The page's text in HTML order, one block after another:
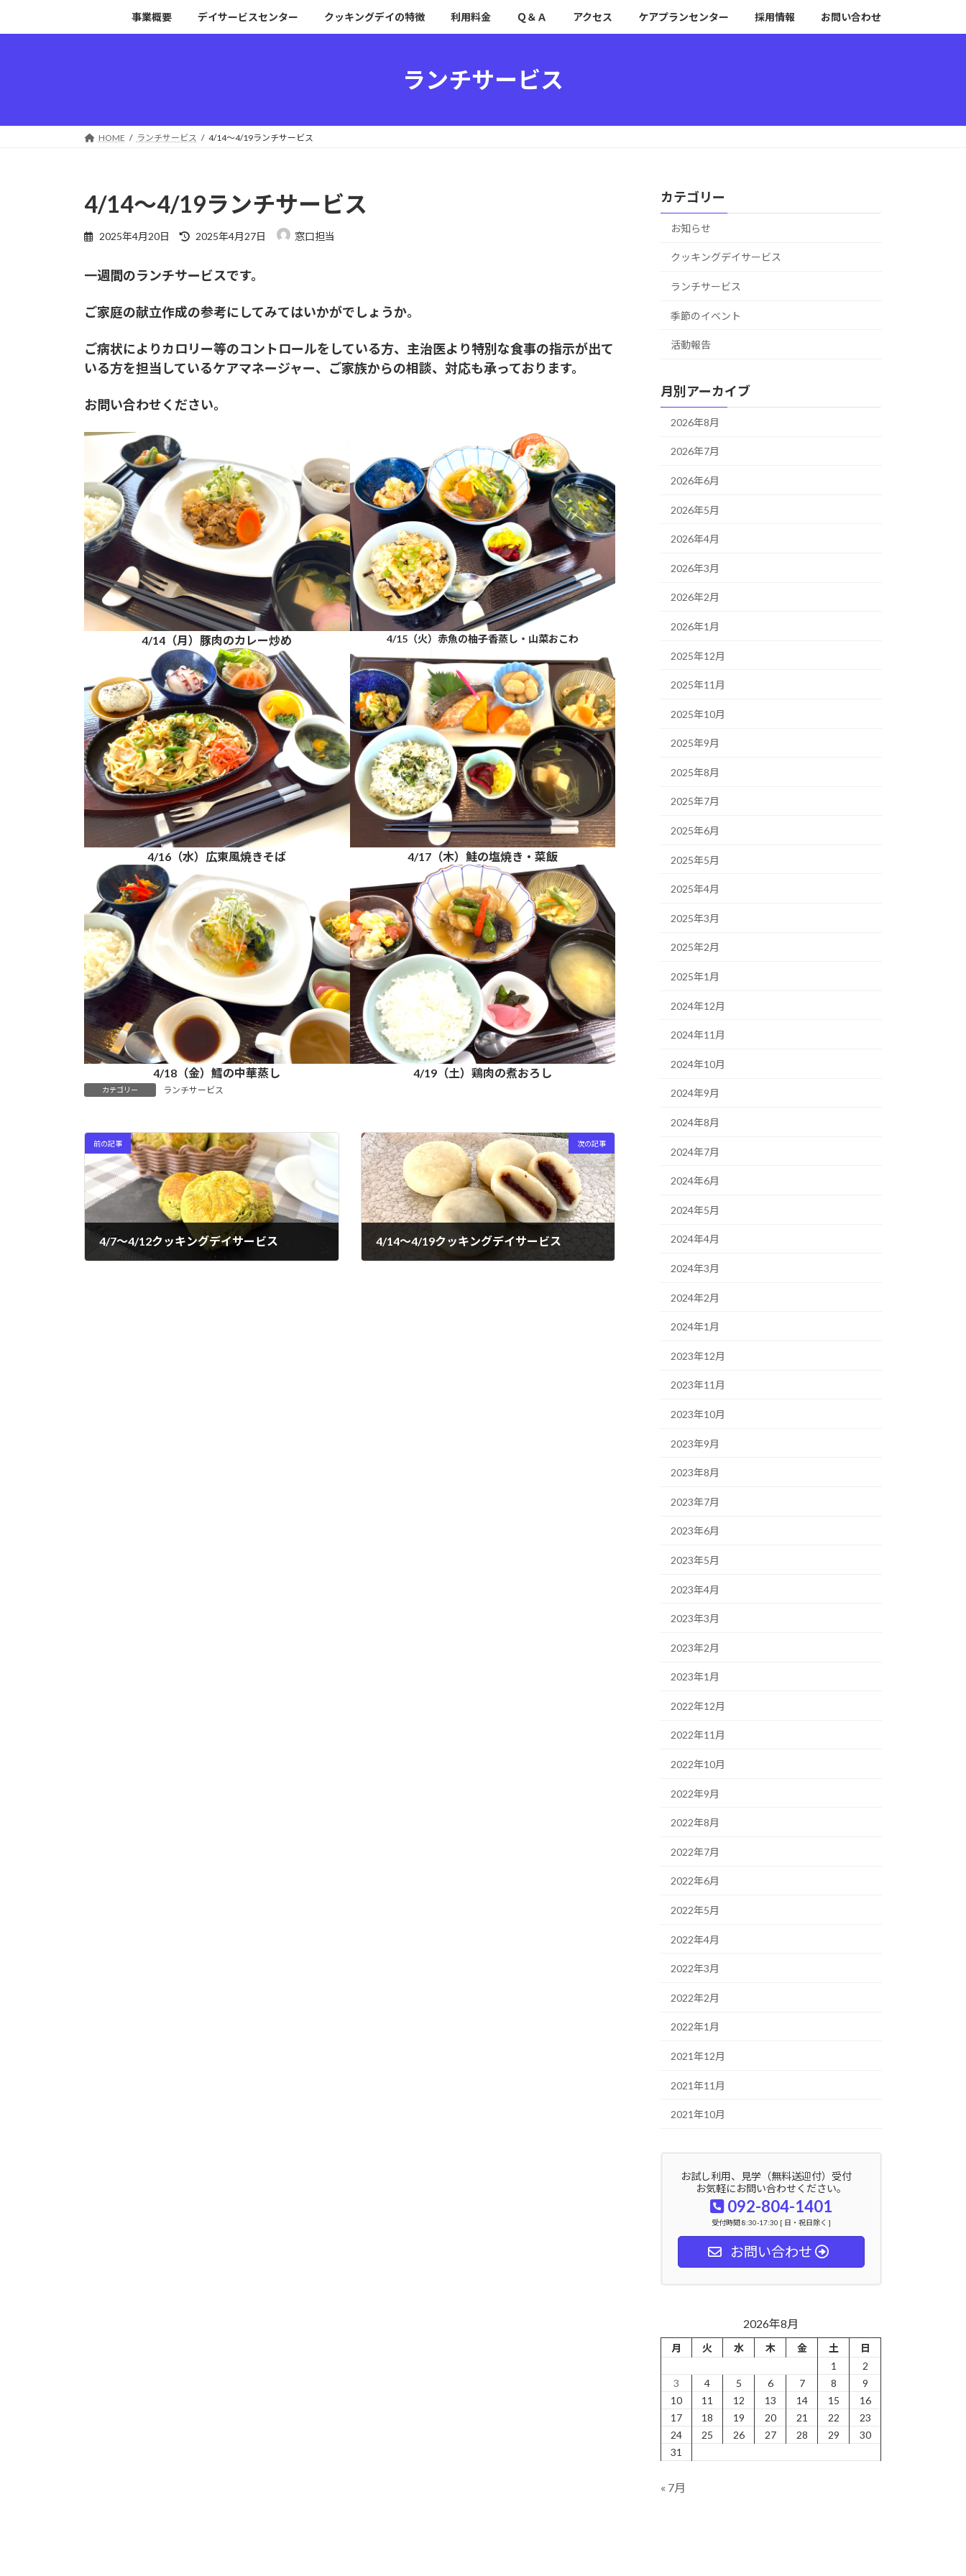
キ
に
事業概要 デイサービスセンター クッキングデイの特徴 利用料金 Ｑ＆Ａ アクセス ケアプランセンター 採用情報 お問い合わせ
ランチサービス
HOME ランチサービス 4/14～4/19ランチサービス
4/14～4/19ランチサービス
2025年4月20日
最
新
時
:
2025年4月27日 窓口担当
一週間のランチサービスです。
ご家庭の献立作成の参考にしてみてはいかがでしょうか。
ご病状によりカロリー等のコントロールをしている方、主治医より特別な食事の指示が出て
いる方を担当しているケアマネージャー、ご家族からの相談、対応も承っております。
お問い合わせください。
4/14（月）豚肉のカレー炒め 4/15（火）赤魚の柚子香蒸し・山菜おこわ
4/16（水）広東風焼きそば 4/17（木）鮭の塩焼き・菜飯
4/18（金）鱈の中華蒸し 4/19（土）鶏肉の煮おろし
カテゴリー ランチサービス
前の記事
4/7～4/12クッキングデイサービス
次の記事
4/14～4/19クッキングデイサービス
カテゴリー
お知らせ
クッキングデイサービス
ランチサービス
季節のイベント
活動報告
月別アーカイブ
2026年8月
2026年7月
2026年6月
2026年5月
2026年4月
2026年3月
2026年2月
2026年1月
2025年12月
2025年11月
2025年10月
2025年9月
2025年8月
2025年7月
2025年6月
2025年5月
2025年4月
2025年3月
2025年2月
2025年1月
2024年12月
2024年11月
2024年10月
2024年9月
2024年8月
2024年7月
2024年6月
2024年5月
2024年4月
2024年3月
2024年2月
2024年1月
2023年12月
2023年11月
2023年10月
2023年9月
2023年8月
2023年7月
2023年6月
2023年5月
2023年4月
2023年3月
2023年2月
2023年1月
2022年12月
2022年11月
2022年10月
2022年9月
2022年8月
2022年7月
2022年6月
2022年5月
2022年4月
2022年3月
2022年2月
2022年1月
2021年12月
2021年11月
2021年10月
お試し利用、見学（無料送迎付）受付
お気軽にお問い合わせください。
092-804-1401
受付時間 8:30-17:30 [ 日・祝日除く ]
お問い合わせ
2026年8月
月 火 水 木 金 土
日
1
2
3
4 5 6 7 8
9
10
11 12 13 14 15
16
17
18 19 20 21 22
23
24
25 26 27 28 29
30
31
« 7月